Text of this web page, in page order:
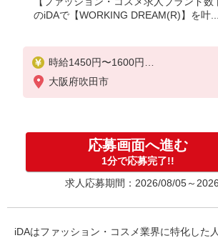
のiDAで【WORKING DREAM(R)】を叶...
時給1450円〜1600円
ご経験・スキルにより考慮致します
大阪府吹田市
応募画面へ進む
1分で応募完了!!
求人応募期間：2026/08/05～
iDAはファッション・コスメ業界に特化した